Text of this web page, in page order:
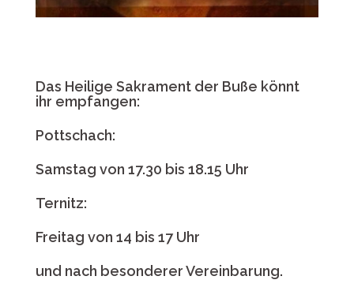
Das Heilige Sakrament der Buße könnt
ihr empfangen:
Pottschach:
Samstag von 17.30 bis 18.15 Uhr
Ternitz:
Freitag von 14 bis 17 Uhr
und nach besonderer Vereinbarung.